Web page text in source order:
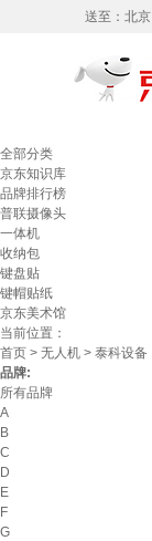
送至： 北京
全部分类
京东知识库
品牌排行榜
普联摄像头
一体机
收纳包
键盘贴
键帽贴纸
京东美术馆
当前位置：
首页 > 无人机 > 泰科设备
品牌:
所有品牌
A
B
C
D
E
F
G